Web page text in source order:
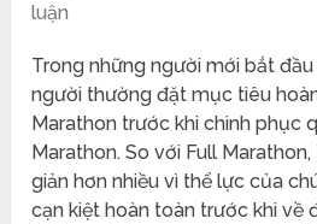
luận
Trong những người mới bắt
người thường đặt mục tiêu
Marathon trước khi chinh phục
Marathon. So với Full
giản hơn nhiều vì thể lực của
cạn kiệt hoàn toàn trước khi về